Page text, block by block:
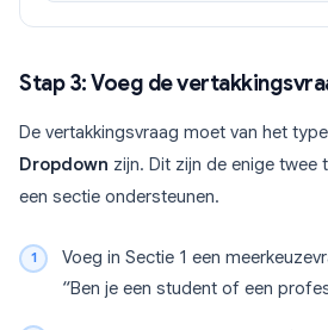
Stap 3: Voeg de
De vertakkingsvraag moet van het type
Dropdown zijn. Dit zijn de enige twee
een sectie ondersteunen.
Voeg in Sectie 1 een
“Ben je een student of een